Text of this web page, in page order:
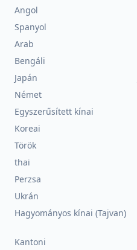
Angol
Spanyol
Arab
Bengáli
Japán
Német
Egyszerűsített kínai
Koreai
Török
thai
Perzsa
Ukrán
Hagyományos kínai (Tajvan)
Kantoni